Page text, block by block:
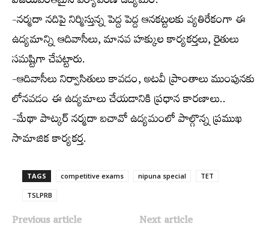
-నర్మదా నదిపై నిర్మిస్తున్న పెద్ద పెద్ద ఆనకట్టలకు వ్యతిరేకంగా ఈ
ఉద్యమాన్ని ఆదివాసీలు, మానవ హక్కుల కార్యకర్తలు, రైతులు
సమష్టిగా చేపట్టారు.
-ఆదివాసీలు నిర్వాసితులు కావడం, అటవీ ప్రాంతాలు ముంపునకు
లోనవడం ఈ ఉద్యమాలు చేయడానికి ప్రధాన కారణాలు..
-మేథా పాట్కర్ నర్మదా బచావో ఉద్యమంలో పాల్గొన్న ప్రముఖ
సామాజిక కార్యకర్త.
TAGS competitive exams nipuna special TET
TSLPRB
Previous article
Next article